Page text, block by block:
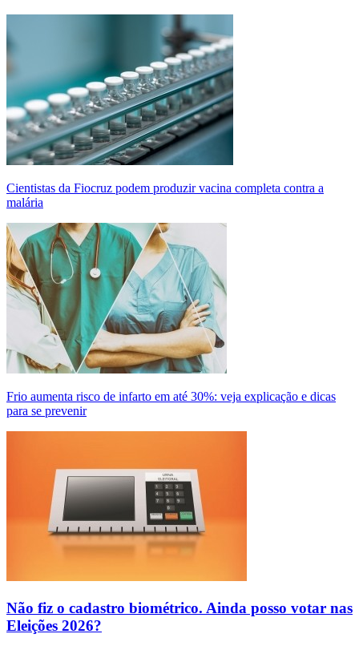
Cientistas da Fiocruz podem produzir vacina completa contra a
malária
Frio aumenta risco de infarto em até 30%: veja explicação e dicas
para se prevenir
Não fiz o cadastro biométrico. Ainda posso votar nas
Eleições 2026?